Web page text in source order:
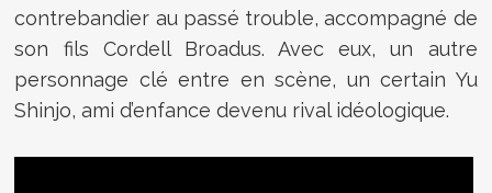
contrebandier au passé trouble, accompagné de
son fils Cordell Broadus. Avec eux, un autre
personnage clé entre en scène, un certain Yu
Shinjo, ami d’enfance devenu rival idéologique.